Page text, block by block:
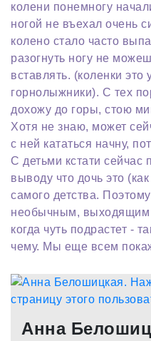
колени понемногу
ногой не въехал очень
колено стало часто
разогнуть ногу не
вставлять. (коленки
горнолыжники). С тех
дохожу до горы, стою
Хотя не знаю, может
с ней кататься начну,
С детьми кстати сейчас
выводу что дочь это
самого детства.
необычным, выходящим
когда чуть подрастет -
чему. Мы еще всем
Анна